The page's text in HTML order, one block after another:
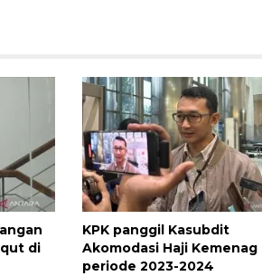
di
KPK panggil Kasubdit
Akomodasi Haji Kemenag
periode 2023-2024
Ekonomi triwulan II-2026
tumbuh 5,29 persen
2026-08-06 18:45:00